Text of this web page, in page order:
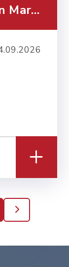
Mar…